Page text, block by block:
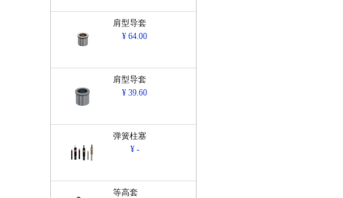
肩型导套
¥ 64.00
肩型导套
¥ 39.60
弹簧柱塞
¥ -
等高套